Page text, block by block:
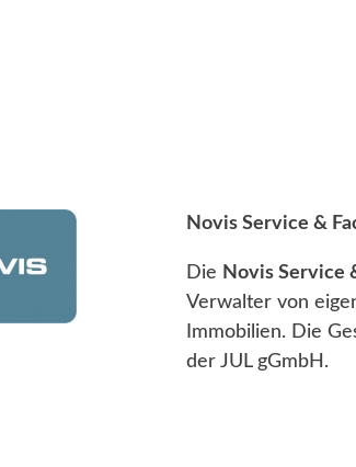
Novis Service &
Die Novis Service
Verwalter von
Immobilien. Die
der JUL gGmbH.